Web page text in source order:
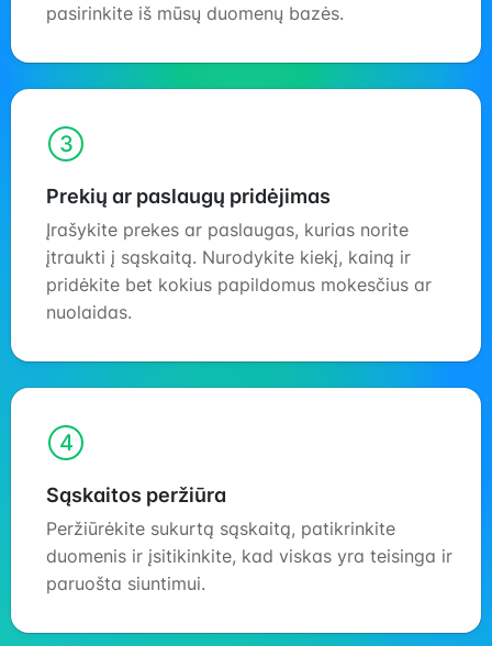
pasirinkite iš mūsų duomenų bazės.
3
Prekių ar paslaugų pridėjimas
Įrašykite prekes ar paslaugas, kurias norite
įtraukti į sąskaitą. Nurodykite kiekį, kainą ir
pridėkite bet kokius papildomus mokesčius ar
nuolaidas.
4
Sąskaitos peržiūra
Peržiūrėkite sukurtą sąskaitą, patikrinkite
duomenis ir įsitikinkite, kad viskas yra teisinga ir
paruošta siuntimui.